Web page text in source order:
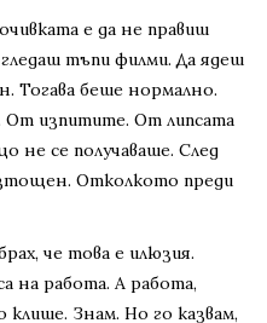
е да не правиш
тъпи филми. Да ядеш
Тогава беше нормално.
изпитите. От липсата
не се получаваше. След
Отколкото преди
че това е илюзия.
на работа. А работа,
Знам. Но го казвам,